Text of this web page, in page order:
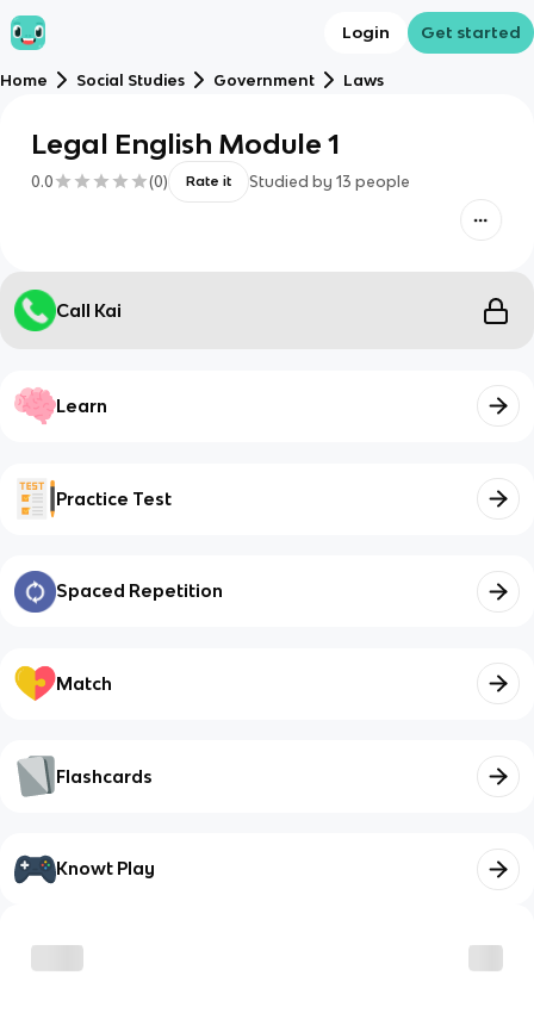
Login Get started
Home Social Studies Government Laws
Legal English Module 1
0.0 (0) Rate it Studied by 13 people
Call Kai
Learn
Practice Test
Spaced Repetition
Match
Flashcards
Knowt Play